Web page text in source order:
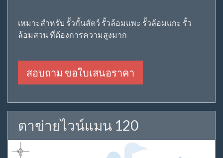
เหมาะสำหรับ รั้วกั้นสัตว์ รั้วล้อมแพะ รั้วล้อมแกะ รั้ว
ล้อมสวน ที่ต้องการความสูงมาก
สอบถาม ขอใบเสนอราคา
ตาข่ายไวน์แมน 120